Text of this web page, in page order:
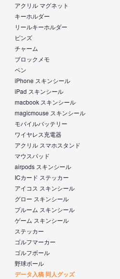
アクリル マグネット
キーホルダー
リールキーホルダー
ピンズ
チャーム
ブロックメモ
ペン
iPhone スキンシール
iPad スキンシール
macbook スキンシール
magicmouse スキンシール
モバイルバッテリー
ワイヤレス充電器
アクリル スマホスタンド
マウスパッド
airpods スキンシール
ICカード ステッカー
アイコス スキンシール
グロー スキンシール
プルーム スキンシール
ゲーム スキンシール
ステッカー
ゴルフマーカー
ゴルフボール
野球ボール
データ入稿 同人グッズ